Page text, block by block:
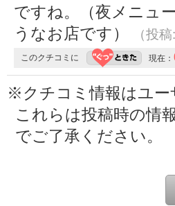
ですね。（夜メニュ
うなお店です）
（投
このクチコミに 現在：
※クチコミ情報はユー
これらは投稿時の情
でご了承ください。